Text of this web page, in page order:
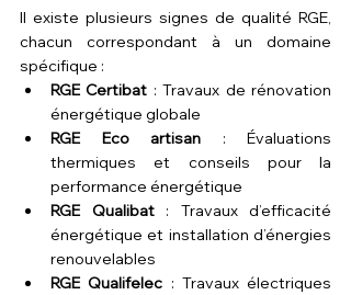
Il existe plusieurs signes de qualité RGE,
chacun correspondant à un domaine
spécifique :
RGE Certibat : Travaux de rénovation
énergétique globale
RGE Eco artisan : Évaluations
thermiques et conseils pour la
performance énergétique
RGE Qualibat : Travaux d’efficacité
énergétique et installation d’énergies
renouvelables
RGE Qualifelec : Travaux électriques